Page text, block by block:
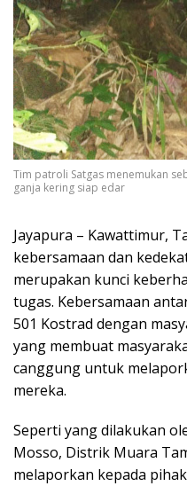
Tim patroli Satgas menemukan
ganja kering siap edar
Jayapura – Kawattimur,
kebersamaan dan
merupakan kunci
tugas. Kebersamaan
501 Kostrad dengan
yang membuat
canggung untuk
mereka.
Seperti yang dilakukan
Mosso, Distrik Muara
melaporkan kepada